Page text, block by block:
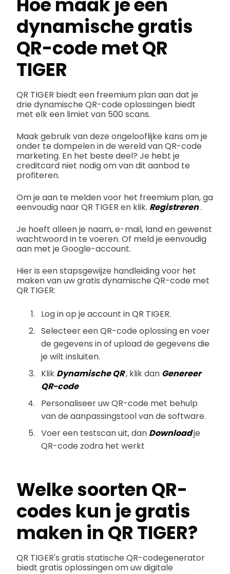
dynamischegratis
QR-codemet QR
TIGER
QR TIGER biedt een freemium plan aan dat je
drie dynamische QR-code oplossingen biedt
met elk een limiet van 500 scans.
Maak gebruik van deze ongelooflijke kans om je
onder te dompelen in de wereld van QR-code
marketing. En het beste deel? Je hebt je
creditcard niet nodig om van dit aanbod te
profiteren.
Om je aan te melden voor het freemium plan, ga
eenvoudig naar QR TIGER en klik. Registreren.
Je hoeft alleen je naam, e-mail, land en gewenst
wachtwoord in te voeren. Of meld je eenvoudig
aan met je Google-account.
Hier is een stapsgewijze handleiding voor het
maken van uw gratis dynamische QR-code met
QR TIGER:
Log in op je account in QR TIGER.
Selecteer een QR-code oplossing en voer
de gegevens in of upload de gegevens die
je wilt insluiten.
Klik Dynamische QR, klik dan Genereer
QR-code
Personaliseer uw QR-code met behulp
van de aanpassingstool van de software.
Voer een testscan uit, dan Downloadje
QR-code zodra het werkt
Welke soorten QR-
codes kun je gratis
maken in QR TIGER?
QR TIGER's gratis statische QR-codegenerator
biedt gratis oplossingen om uw digitale